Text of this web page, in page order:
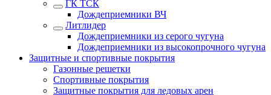
ГК ТСК
Дождеприемники ВЧ
Литлидер
Дождеприемники из серого чугуна
Дождеприемники из высокопрочного чугуна
Защитные и спортивные покрытия
Газонные решетки
Спортивные покрытия
Защитные покрытия для ледовых арен